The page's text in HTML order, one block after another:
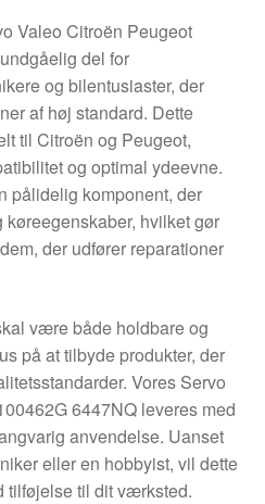
Valeo Citroën Peugeot
del for
og bilentusiaster, der
af høj standard. Dette
til Citroën og Peugeot,
og optimal ydeevne.
pålidelig komponent, der
hvilket gør
der udfører reparationer
være både holdbare og
på at tilbyde produkter, der
Vores Servo
6447NQ leveres med
anvendelse. Uanset
eller en hobbyist, vil dette
til dit værksted.